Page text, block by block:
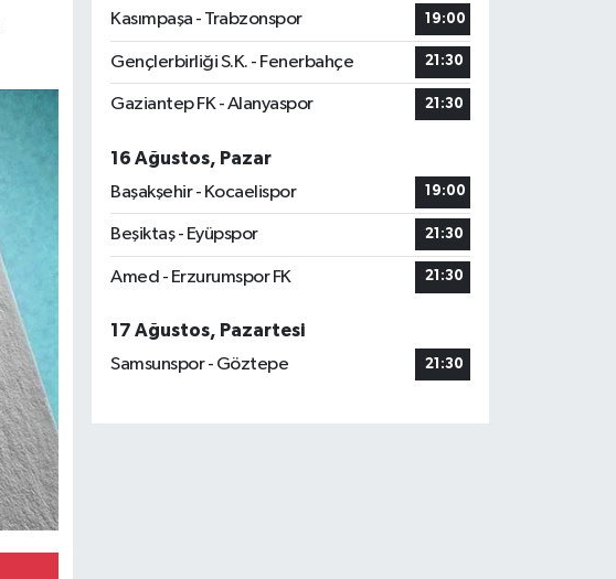
Kasımpaşa - Trabzonspor 19:00
Gençlerbirliği S.K. - Fenerbahçe 21:30
Gaziantep FK - Alanyaspor 21:30
16 Ağustos, Pazar
Başakşehir - Kocaelispor
19:00
Beşiktaş - Eyüpspor 21:30
Amed - Erzurumspor FK 21:30
17 Ağustos, Pazartesi
Samsunspor - Göztepe
21:30